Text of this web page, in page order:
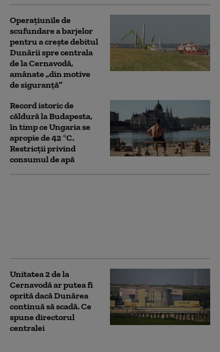
Operaţiunile de
scufundare a barjelor
pentru a creşte debitul
Dunării spre centrala
de la Cernavodă,
amânate „din motive
de siguranţă”
Record istoric de
căldură la Budapesta,
în timp ce Ungaria se
apropie de 42 °C.
Restricții privind
consumul de apă
Unitatea 2 de la
Cernavodă ar putea fi
oprită dacă Dunărea
continuă să scadă. Ce
spune directorul
centralei